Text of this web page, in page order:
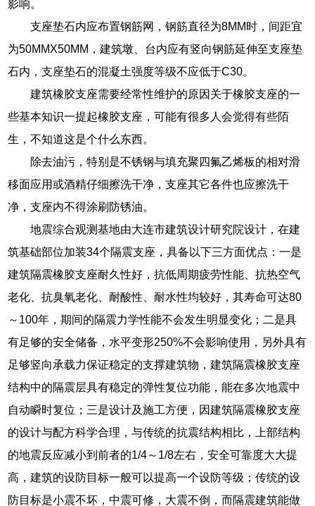
影响。
支座垫石内应布置钢筋网，钢筋直径为8MM时，间距宜
为50MMX50MM，建筑墩、台内应有竖向钢筋延伸至支座垫
石内，支座垫石的混凝土强度等级不应低于C30。
建筑橡胶支座需要经常性维护的原因关于橡胶支座的一
些基本知识一提起橡胶支座，可能有很多人会觉得有些陌
生，不知道这是个什么东西。
除去油污，特别是不锈钢与填充聚四氟乙烯板的相对滑
移面应用或酒精仔细擦洗干净，支座其它各件也应擦洗干
净，支座内不得涂刷防锈油。
地震综合观测基地由大连市建筑设计研究院设计，在建
筑基础部位加装34个隔震支座，具备以下三方面优点：一是
建筑隔震橡胶支座耐久性好，抗低周期疲劳性能、抗热空气
老化、抗臭氧老化、耐酸性、耐水性均较好，其寿命可达80
～100年，期间的隔震力学性能不会发生明显变化；二是具
有足够的安全储备，水平变形250%不会影响使用，另外具有
足够竖向承载力保证稳定的支撑建筑物，建筑隔震橡胶支座
结构中的隔震层具有稳定的弹性复位功能，能在多次地震中
自动瞬时复位；三是设计及施工方便，因建筑隔震橡胶支座
的设计与配方科学合理，与传统的抗震结构相比，上部结构
的地震反应减小到前者的1/4～1/8左右，安全可靠度大大提
高，建筑的设防目标一般可以提高一个设防等级；传统的设
防目标是小震不坏，中震可修，大震不倒，而隔震建筑能做